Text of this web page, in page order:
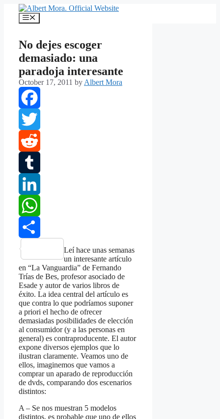
content
Menu
No dejes escoger
demasiado: una
paradoja interesante
October 17, 2011 by Albert Mora
Facebook
Twitter
Reddit
Tumblr
LinkedIn
WhatsApp
Share
Leí hace unas semanas
un interesante artículo
en “La Vanguardia” de Fernando
Trías de Bes, profesor asociado de
Esade y autor de varios libros de
éxito. La idea central del artículo es
que contra lo que podríamos suponer
a priori el hecho de ofrecer
demasiadas posibilidades de elección
al consumidor (y a las personas en
general) es contraproducente. El autor
expone diversos ejemplos que lo
ilustran claramente. Veamos uno de
ellos, imaginemos que vamos a
comprar un aparado de reproducción
de dvds, comparando dos escenarios
distintos:
A – Se nos muestran 5 modelos
distintos, es probable que uno de ellos